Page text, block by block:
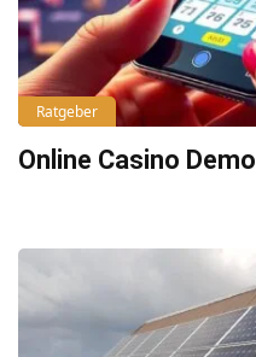
Ratgeber
Online Casino Demo